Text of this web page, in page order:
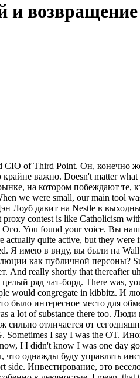
и
They were financing refrigerators and things like that. Они финансировали холодильники и всякое такое. Tell us um your evolution as an investor when you started Third Point. Расскажите нам о своей эволюции как инвестора, когда вы основали Third Point. I mean, you started with very very little capital. Вы начинали с очень маленьким капиталом. Now it's almost 30 billion of AUM. Сейчас AUM почти 30 миллиардов. your multistrat, but you learned at Jeffre, I think, like you learned helping people like David Ter allocate capitals. Вы мультистратегический фонд, но учились в Jefferies, помогая таким людям, как Дэвид Тепер, размещать капитал. Just walk us through how you learned to invest. Просто расскажите, как вы учились инвестировать. Well, I I started um really fascinated by investing and wanting to do it. Я начал с искреннего увлечения инвестированием и желания этим заниматься. I think when I I remember when I was 10 years old, my dad took me my dad was a notoriously bad investor himself. Помню, когда мне было 10 лет, отец взял меня, хотя сам он был печально известным плохим инвестором. So, he didn't give me any good examples. Так что хорошего примера он мне не подал. He was a great lawyer, not a great investor. Он был отличным юристом, но не инвестором. But he took me to meet a broker and I started investing. Но он свёл меня с брокером, и я начал инвестировать. And then in high school in the 11th grade, I got a job at the branch office of Bear Stern, sorry, of uh Payne Weber working for a guy named Allan Crown who let me post his books and make cold calls. Потом в школе, в 11 классе, я устроился в филиал Bear